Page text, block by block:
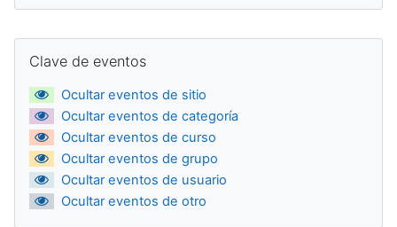
Clave de eventos
Ocultar eventos de sitio
Ocultar eventos de categoría
Ocultar eventos de curso
Ocultar eventos de grupo
Ocultar eventos de usuario
Ocultar eventos de otro